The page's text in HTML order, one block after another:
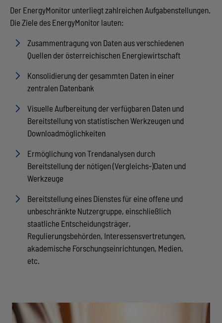
Der EnergyMonitor unterliegt zahlreichen Aufgabenstellungen.
Die Ziele des EnergyMonitor lauten:
Zusammentragung von Daten aus verschiedenen
Quellen der österreichischen Energiewirtschaft
Konsolidierung der gesammten Daten in einer
zentralen Datenbank
Visuelle Aufbereitung der verfügbaren Daten und
Bereitstellung von statistischen Werkzeugen und
Downloadmöglichkeiten
Ermöglichung von Trendanalysen durch
Bereitstellung der nötigen (Vergleichs-)Daten und
Werkzeuge
Bereitstellung eines Dienstes für eine offene und
unbeschränkte Nutzergruppe, einschließlich
staatliche Entscheidungsträger,
Regulierungsbehörden, Interessensvertretungen,
akademische Forschungseinrichtungen, Medien,
etc.